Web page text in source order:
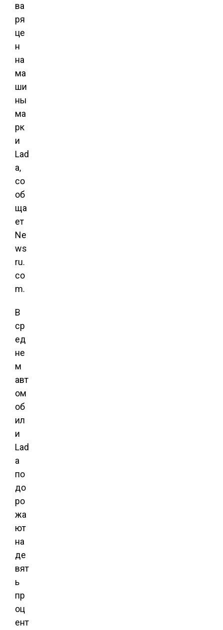
ва
ря
це
н
на
ма
ши
ны
ма
рк
и
Lad
a,
со
об
ща
ет
Ne
ws
ru.
co
m.
В
ср
ед
не
м
авт
ом
об
ил
и
Lad
a
по
до
ро
жа
ют
на
де
вят
ь
пр
оц
ент